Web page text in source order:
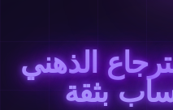
الذهني
بثقة